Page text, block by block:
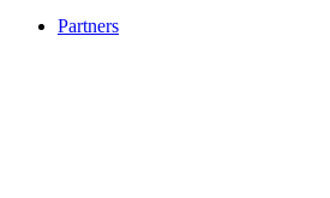
Partners